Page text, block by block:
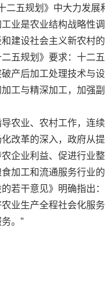
二五规划》中大力发
业是农业结构战略性
建设社会主义新农村
五规划》要求：十二
产后加工处理技术与
工与精深加工，加强
农业、农村工作，连
改革的深入，政府从
企业利益、促进行业
加工和流通服务行业
若干意见》明确指出
业生产全程社会化服
。”